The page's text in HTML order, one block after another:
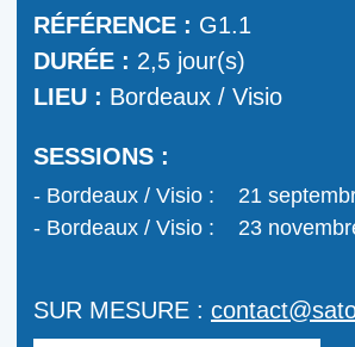
RÉFÉRENCE : G1.1
DURÉE : 2,5 jour(s)
LIEU : Bordeaux / Visio
SESSIONS :
Bordeaux / Visio :
21
Bordeaux / Visio :
23
SUR MESURE :